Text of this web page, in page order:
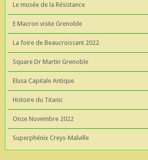
Le musée de la Résistance
E Macron visite Grenoble
La foire de Beaucroissant 2022
Square Dr Martin Grenoble
Elusa Capitale Antique
Histoire du Titanic
Onze Novembre 2022
Superphénix Creys-Malville